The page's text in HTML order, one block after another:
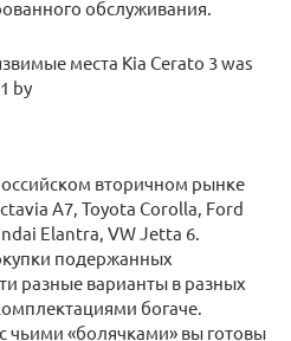
обслуживания.
места Kia Cerato 3 was
by
вторичном рынке
A7, Toyota Corolla, Ford
Elantra, VW Jetta 6.
подержанных
разные варианты в разных
богаче.
чьими «болячками» вы готовы